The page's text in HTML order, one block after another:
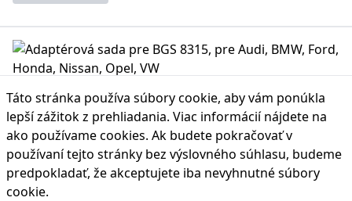
Adaptérová sada pre BGS 8315, pre Audi, BMW, Ford,
Honda, Nissan, Opel, VW
Adaptérová sada pre odvzdušňovač bŕzd BGS 8315, vhodná
na Audi, BMW, Ford, Honda, Nissan, Opel, VW, vrátane
rýchlospojok a rôznych viečok.
Kód produktu: BGS-8316
Táto stránka používa súbory cookie, aby vám ponúkla
lepší zážitok z prehliadania. Viac informácií nájdete na
ako používame cookies. Ak budete pokračovať v
používaní tejto stránky bez výslovného súhlasu, budeme
predpokladať, že akceptujete iba nevyhnutné súbory
cookie.